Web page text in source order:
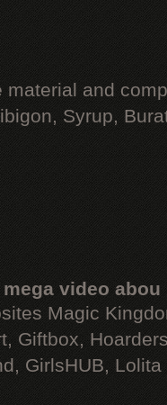
and
Syrup,
video abou
Magic
Giftbox,
GirlsHUB, Lolita